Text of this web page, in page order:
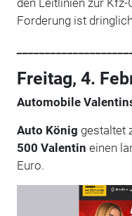
Forderung ist
Freitag, 4.
Automobile
Auto König gestaltet
500 Valentin einen
Euro.